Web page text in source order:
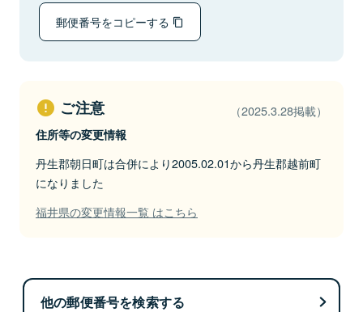
郵便番号をコピーする
ご注意 （2025.3.28掲載）
住所等の変更情報
丹生郡朝日町は合併により2005.02.01から丹生郡越前町
になりました
福井県の変更情報一覧 はこちら
他の郵便番号を検索する